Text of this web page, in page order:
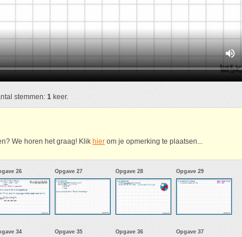
stemmen: 1 keer.
We horen het graag! Klik hier om je opmerking te plaatsen...
26 Opgave 27 Opgave 28 Opgave 29
34 Opgave 35 Opgave 36 Opgave 37